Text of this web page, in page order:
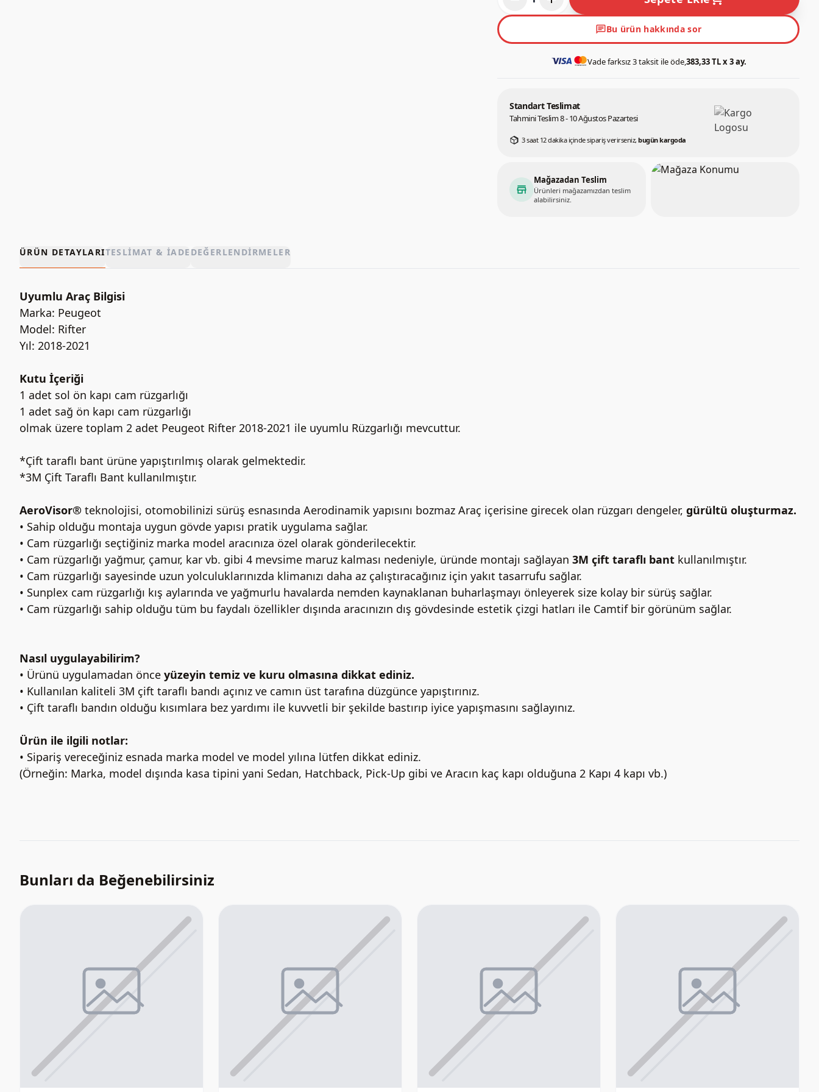
chatBu ürün hakkında sor
Vade farksız 3 taksit ile öde,383,33 TL x 3 ay.
Standart Teslimat
Tahmini Teslim 8 - 10 Ağustos Pazartesi
3 saat 12 dakika içinde sipariş verirseniz, bugün kargoda
store
Mağazadan Teslim
Ürünleri mağazamızdan teslim
alabilirsiniz.
ÜRÜN DETAYLARITESLIMAT & İADE DEĞERLENDIRMELER
Uyumlu Araç Bilgisi
Marka: Peugeot
Model: Rifter
Yıl: 2018-2021
Kutu İçeriği
1 adet sol ön kapı cam rüzgarlığı
1 adet sağ ön kapı cam rüzgarlığı
olmak üzere toplam 2 adet Peugeot Rifter 2018-2021 ile uyumlu Rüzgarlığı mevcuttur.
*Çift taraflı bant ürüne yapıştırılmış olarak gelmektedir.
*3M Çift Taraflı Bant kullanılmıştır.
AeroVisor® teknolojisi, otomobilinizi sürüş esnasında Aerodinamik yapısını bozmaz Araç içerisine girecek olan rüzgarı dengeler, gürültü oluşturmaz.
• Sahip olduğu montaja uygun gövde yapısı pratik uygulama sağlar.
• Cam rüzgarlığı seçtiğiniz marka model aracınıza özel olarak gönderilecektir.
• Cam rüzgarlığı yağmur, çamur, kar vb. gibi 4 mevsime maruz kalması nedeniyle, üründe montajı sağlayan 3M çift taraflı bant kullanılmıştır.
• Cam rüzgarlığı sayesinde uzun yolculuklarınızda klimanızı daha az çalıştıracağınız için yakıt tasarrufu sağlar.
• Sunplex cam rüzgarlığı kış aylarında ve yağmurlu havalarda nemden kaynaklanan buharlaşmayı önleyerek size kolay bir sürüş sağlar.
• Cam rüzgarlığı sahip olduğu tüm bu faydalı özellikler dışında aracınızın dış gövdesinde estetik çizgi hatları ile Camtif bir görünüm sağlar.
Nasıl uygulayabilirim?
• Ürünü uygulamadan önce yüzeyin temiz ve kuru olmasına dikkat ediniz.
• Kullanılan kaliteli 3M çift taraflı bandı açınız ve camın üst tarafına düzgünce yapıştırınız.
• Çift taraflı bandın olduğu kısımlara bez yardımı ile kuvvetli bir şekilde bastırıp iyice yapışmasını sağlayınız.
Ürün ile ilgili notlar:
• Sipariş vereceğiniz esnada marka model ve model yılına lütfen dikkat ediniz.
(Örneğin: Marka, model dışında kasa tipini yani Sedan, Hatchback, Pick-Up gibi ve Aracın kaç kapı olduğuna 2 Kapı 4 kapı vb.)
Bunları da Beğenebilirsiniz